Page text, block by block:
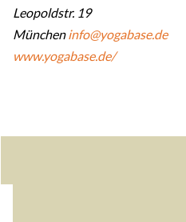
Leopoldstr. 19
München info@yogabase.de
www.yogabase.de/